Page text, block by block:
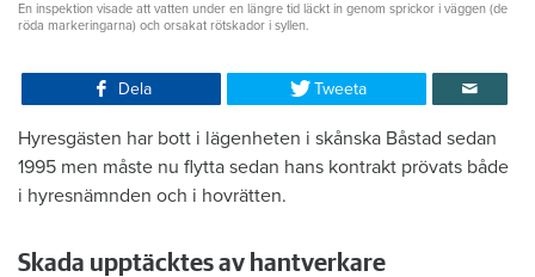
En inspektion visade att vatten under en längre tid läckt in genom sprickor i väggen (de
röda markeringarna) och orsakat rötskador i syllen.
Dela Tweeta
Hyresgästen har bott i lägenheten i skånska Båstad sedan
1995 men måste nu flytta sedan hans kontrakt prövats både
i hyresnämnden och i hovrätten.
Skada upptäcktes av hantverkare